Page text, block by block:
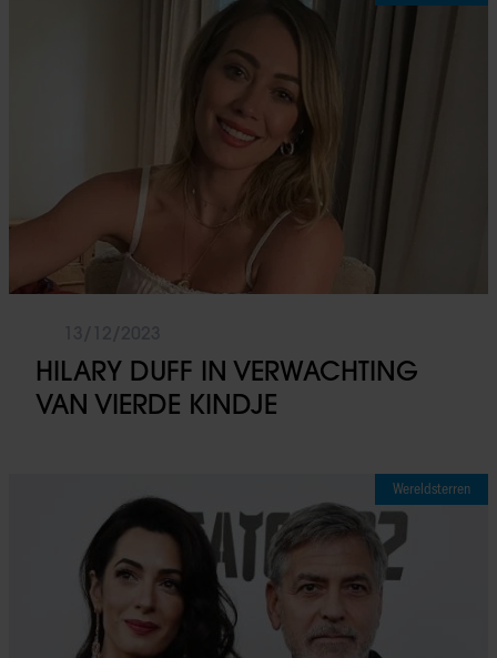
HILARY DUFF IN VERWACHTING
VAN VIERDE KINDJE
Wereldsterren